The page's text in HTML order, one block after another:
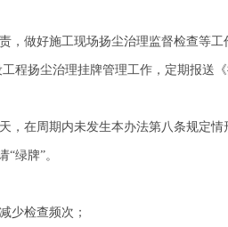
做好施工现场扬尘治理监督检查等工
扬尘治理挂牌管理工作，定期报送
在周期内未发生本办法第八条规定情
绿牌”。
少检查频次；